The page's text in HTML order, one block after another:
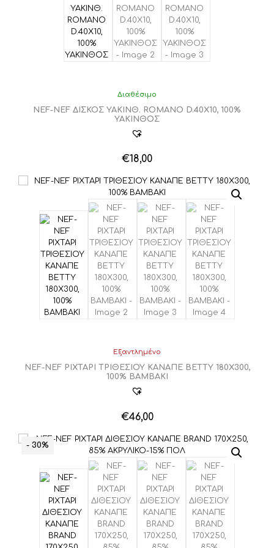
Διαθέσιμο
NEF-NEF ΔΙΣΚΟΣ ΥΑΚΙΝΘ. ROMANO D.40X10, 100%
ΥΑΚΙΝΘΟΣ
€18,00
το
προϊόν
έχει
πολλαπλές
παραλλαγές.
Οι
επιλογές
μπορούν
να
επιλεγούν
στη
σελίδα
Εξαντλημένο
NEF-NEF ΡΙΧΤΑΡΙ ΤΡΙΘΕΣΙΟΥ ΚΑΝΑΠΕ BETTY 180Χ300,
100% BAMBAKI
€46,00
- 30%